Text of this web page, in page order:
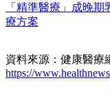
「精準醫療」成晚
療方案
資料來源：健康醫療
https://